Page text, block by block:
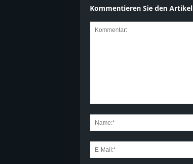
Kommentieren Sie den Artikel